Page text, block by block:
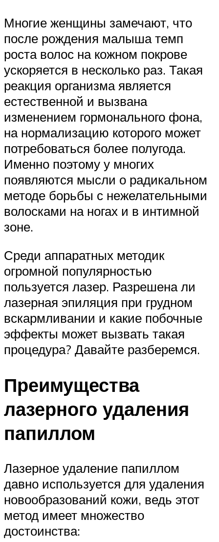
Многие женщины замечают, что
после рождения малыша темп
роста волос на кожном покрове
ускоряется в несколько раз. Такая
реакция организма является
естественной и вызвана
изменением гормонального фона,
на нормализацию которого может
потребоваться более полугода.
Именно поэтому у многих
появляются мысли о радикальном
методе борьбы с нежелательными
волосками на ногах и в интимной
зоне.
Среди аппаратных методик
огромной популярностью
пользуется лазер. Разрешена ли
лазерная эпиляция при грудном
вскармливании и какие побочные
эффекты может вызвать такая
процедура? Давайте разберемся.
Преимущества
лазерного удаления
папиллом
Лазерное удаление папиллом
давно используется для удаления
новообразований кожи, ведь этот
метод имеет множество
достоинства: